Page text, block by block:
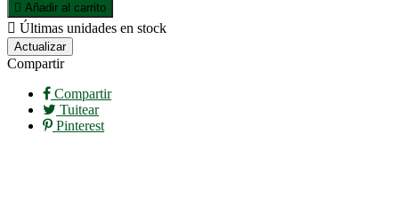
 Añadir al carrito
 Últimas unidades en stock
Compartir
Compartir
Tuitear
Pinterest